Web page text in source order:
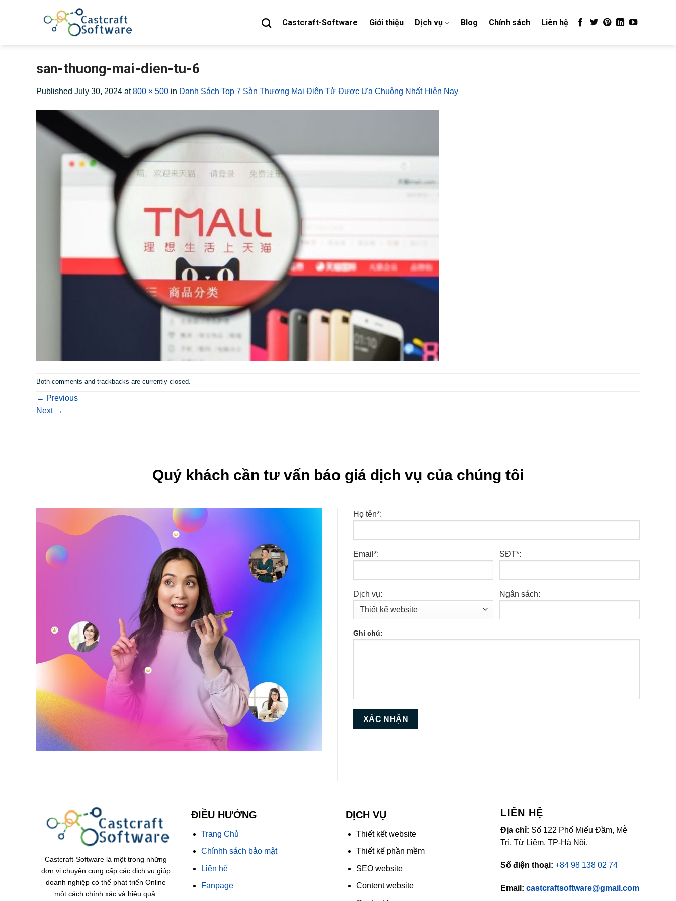
Castcraft-Software Giới thiệu Dịch vụ Blog Chính sách Liên hệ
san-thuong-mai-dien-tu-6
Published July 30, 2024 at800 × 500 in Danh Sách Top 7 Sàn Thương Mại Điện Tử Được Ưa Chuộng Nhất Hiện Nay
Both comments and trackbacks are currently closed.
← Previous
Next →
Quý khách cần tư vấn báo giá dịch vụ của chúng tôi
Họ tên*:
Email*: SĐT*:
Dịch vụ: Ngân sách:
Ghi chú:
Castcraft-Software là một trong những
đơn vị chuyên cung cấp các dịch vụ giúp
doanh nghiệp có thể phát triển Online
một cách chính xác và hiệu quả.
ĐIỀU HƯỚNG
Trang Chủ
Chínhh sách bảo mật
Liên hệ
Fanpage
DỊCH VỤ
Thiết kết website
Thiết kế phần mềm
SEO website
Content website
LIÊN HỆ
Địa chỉ: Số 122 Phố Miếu Đầm, Mễ
Trì, Từ Liêm, TP-Hà Nội.
Số điện thoại: +84 98 138 02 74
Email: castcraftsoftware@gmail.com